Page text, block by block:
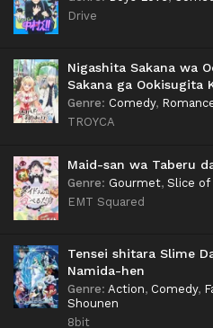
Drive
Nigashita Sakana wa
Sakana ga Ookisugita
Genre: Comedy,
TROYCA
Maid-san wa Taberu
Genre: Gourmet, Slice of
EMT Squared
Tensei shitara Slime
Namida-hen
Genre: Action, Comedy,
Shounen
8bit